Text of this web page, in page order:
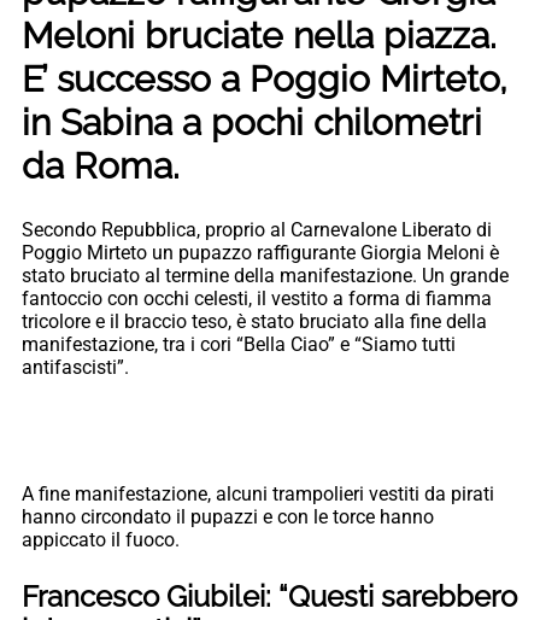
Meloni bruciate nella piazza.
E’ successo a Poggio Mirteto,
in Sabina a pochi chilometri
da Roma.
Secondo Repubblica, proprio al Carnevalone Liberato di
Poggio Mirteto un pupazzo raffigurante Giorgia Meloni è
stato bruciato al termine della manifestazione. Un grande
fantoccio con occhi celesti, il vestito a forma di fiamma
tricolore e il braccio teso, è stato bruciato alla fine della
manifestazione, tra i cori “Bella Ciao” e “Siamo tutti
antifascisti”.
A fine manifestazione, alcuni trampolieri vestiti da pirati
hanno circondato il pupazzi e con le torce hanno
appiccato il fuoco.
Francesco Giubilei: “Questi sarebbero